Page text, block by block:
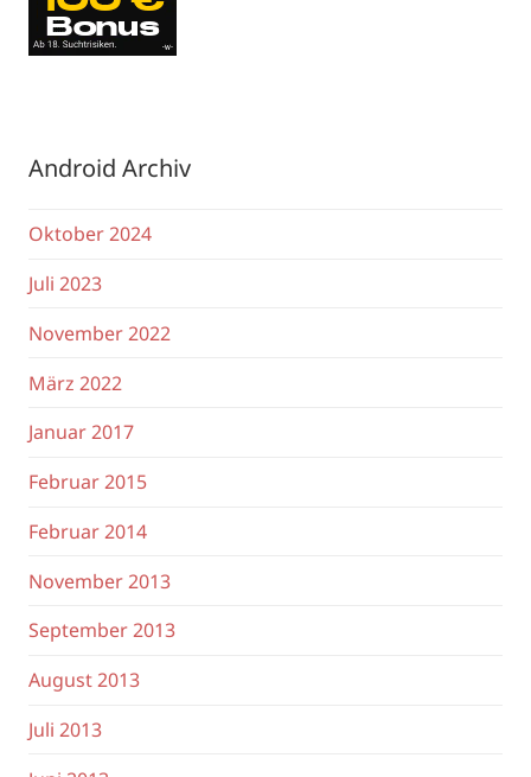
Android Archiv
Oktober 2024
Juli 2023
November 2022
März 2022
Januar 2017
Februar 2015
Februar 2014
November 2013
September 2013
August 2013
Juli 2013